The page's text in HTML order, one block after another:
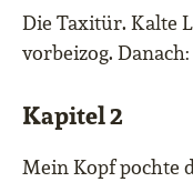
Die Taxitür. Kalte
vorbeizog.
Kapitel 2
Mein Kopf pochte